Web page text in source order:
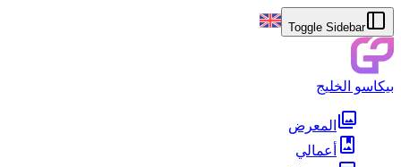
Toggle Sidebar
بيكاسو الخليج
المعرض
أعمالي